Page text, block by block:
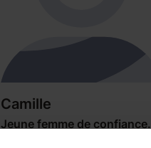
Camille
Jeune femme de confiance.